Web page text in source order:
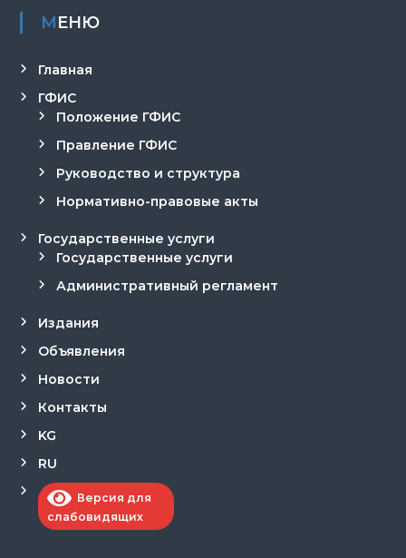
МЕНЮ
Главная
ГФИС
Положение ГФИС
Правление ГФИС
Руководство и структура
Нормативно-правовые акты
Государственные услуги
Государственные услуги
Административный регламент
Издания
Объявления
Новости
Контакты
KG
RU
Версия для
слабовидящих